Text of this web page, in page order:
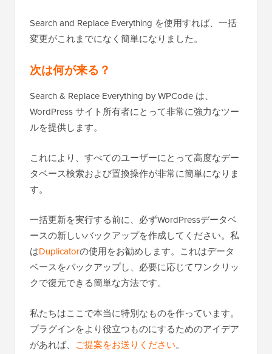
Search and Replace Everything を使用すれば、一括
変更がこれまでになく簡単になりました。
次は何が来る？
Search & Replace Everything by WPCode は、
WordPress サイト所有者にとって非常に強力なツー
ルを提供します。
これにより、すべてのユーザーにとって高度なデー
タベース検索および置換操作が非常に簡単になりま
す。
一括更新を実行する前に、必ずWordPressデータベ
ースの新しいバックアップを作成してください。私
はDuplicatorの使用をお勧めします。これはデータ
ベースをバックアップし、必要に応じてワンクリッ
クで復元できる簡単な方法です。
私たちはここで本当に特別なものを作っています。
プラグインをより役立つものにするためのアイデア
があれば、 ご提案をお送りください。